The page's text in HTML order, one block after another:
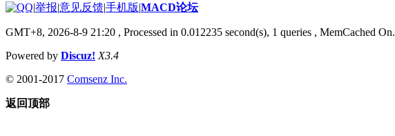
|举报|意见反馈|手机版|MACD论坛
GMT+8, 2026-8-9 21:20 , Processed in 0.012235 second(s), 1 queries , MemCached On.
Powered by Discuz! X3.4
© 2001-2017 Comsenz Inc.
返回顶部